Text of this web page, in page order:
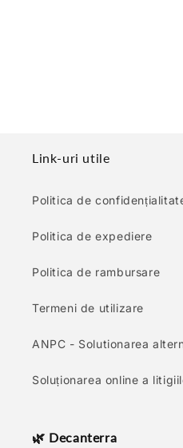
Link-uri utile
Politica de
Politica de expediere
Politica de rambursare
Termeni de utilizare
ANPC - Solutionarea
Soluționarea online a
🌿 Decanterra